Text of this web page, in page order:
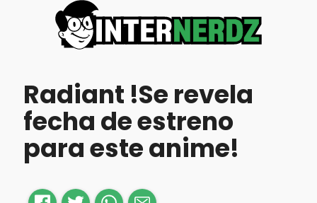
Radiant !Se revela
fecha de estreno
para este anime!